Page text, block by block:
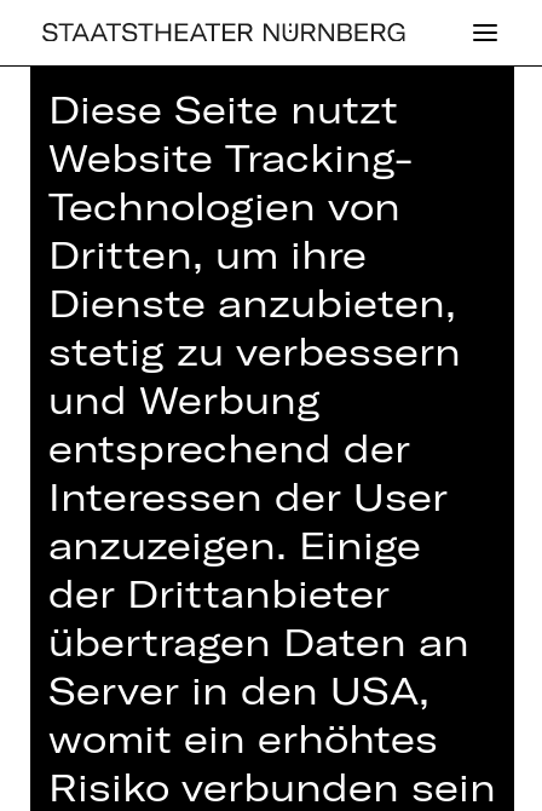
ZUM SPIEL­ZEIT­
AUF­TAKT: JENS-
DANIEL HERZOG
IM GE­SPRÄCH
MIT ULLI KRAFT
Herzliche Einladung von den
Opernfreunden
Montag, 23.09.2024
19.00 - 21.30 Uhr
Gluck-Saal
Termine und Besetzung
Diese Seite nutzt
Website Tracking-
Technologien von
Dritten, um ihre
Dienste anzubieten,
stetig zu verbessern
und Werbung
entsprechend der
Interessen der User
anzuzeigen. Einige
der Drittanbieter
übertragen Daten an
Server in den USA,
womit ein erhöhtes
Risiko verbunden sein